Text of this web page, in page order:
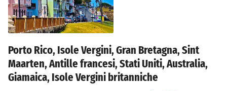
Porto Rico, Isole Vergini, Gran Bretagna, Sint
Maarten, Antille francesi, Stati Uniti, Australia,
Giamaica, Isole Vergini britanniche